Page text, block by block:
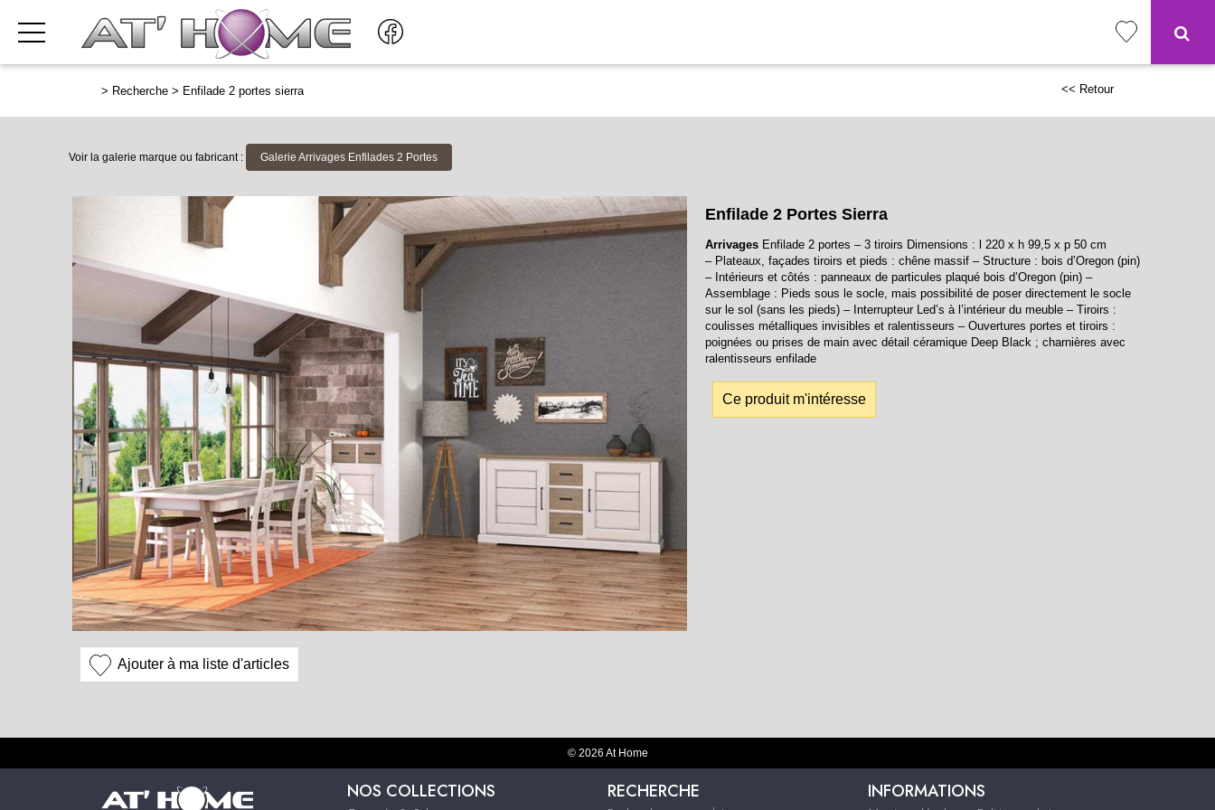
> Recherche > Enfilade 2 portes sierra << Retour
Voir la galerie marque ou fabricant : Galerie Arrivages Enfilades 2 Portes
Ajouter à ma liste d'articles
Enfilade 2 Portes Sierra
Arrivages Enfilade 2 portes – 3 tiroirs Dimensions : l 220 x h 99,5 x p 50 cm
– Plateaux, façades tiroirs et pieds : chêne massif – Structure : bois d’Oregon (pin)
– Intérieurs et côtés : panneaux de particules plaqué bois d’Oregon (pin) –
Assemblage : Pieds sous le socle, mais possibilité de poser directement le socle
sur le sol (sans les pieds) – Interrupteur Led’s à l’intérieur du meuble – Tiroirs :
coulisses métalliques invisibles et ralentisseurs – Ouvertures portes et tiroirs :
poignées ou prises de main avec détail céramique Deep Black ; charnières avec
ralentisseurs enfilade
Ce produit m'intéresse
© 2026 At Home
NOS COLLECTIONS RECHERCHE INFORMATIONS